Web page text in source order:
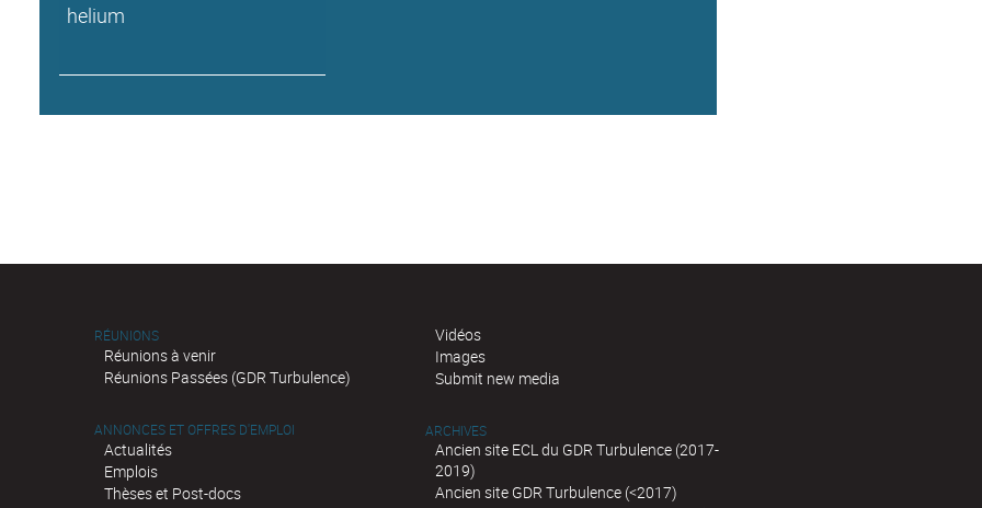
helium
RÉUNIONS
Réunions à venir
Réunions Passées (GDR Turbulence)
ANNONCES ET OFFRES D'EMPLOI
Actualités
Emplois
Thèses et Post-docs
Vidéos
Images
Submit new media
ARCHIVES
Ancien site ECL du GDR Turbulence (2017-
2019)
Ancien site GDR Turbulence (<2017)